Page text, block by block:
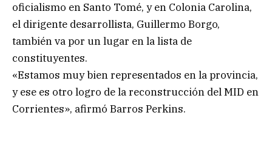
oficialismo en Santo Tomé, y en Colonia Carolina,
el dirigente desarrollista, Guillermo Borgo,
también va por un lugar en la lista de
constituyentes.
«Estamos muy bien representados en la provincia,
y ese es otro logro de la reconstrucción del MID en
Corrientes», afirmó Barros Perkins.